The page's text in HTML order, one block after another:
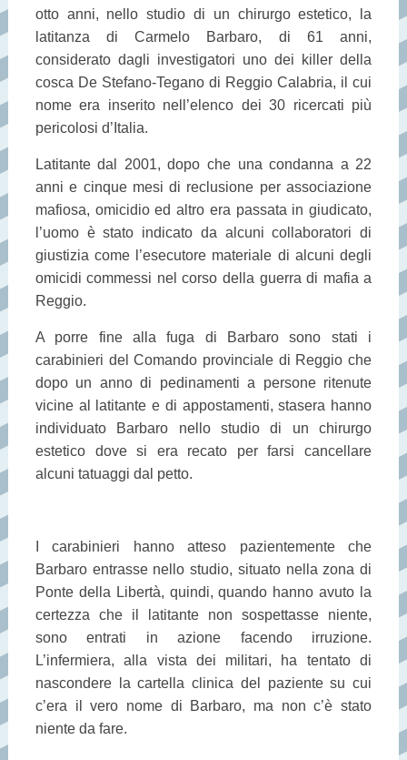
otto anni, nello studio di un chirurgo estetico, la
latitanza di Carmelo Barbaro, di 61 anni,
considerato dagli investigatori uno dei killer della
cosca De Stefano-Tegano di Reggio Calabria, il cui
nome era inserito nell’elenco dei 30 ricercati più
pericolosi d’Italia.
Latitante dal 2001, dopo che una condanna a 22
anni e cinque mesi di reclusione per associazione
mafiosa, omicidio ed altro era passata in giudicato,
l’uomo è stato indicato da alcuni collaboratori di
giustizia come l’esecutore materiale di alcuni degli
omicidi commessi nel corso della guerra di mafia a
Reggio.
A porre fine alla fuga di Barbaro sono stati i
carabinieri del Comando provinciale di Reggio che
dopo un anno di pedinamenti a persone ritenute
vicine al latitante e di appostamenti, stasera hanno
individuato Barbaro nello studio di un chirurgo
estetico dove si era recato per farsi cancellare
alcuni tatuaggi dal petto.
I carabinieri hanno atteso pazientemente che
Barbaro entrasse nello studio, situato nella zona di
Ponte della Libertà, quindi, quando hanno avuto la
certezza che il latitante non sospettasse niente,
sono entrati in azione facendo irruzione.
L’infermiera, alla vista dei militari, ha tentato di
nascondere la cartella clinica del paziente su cui
c’era il vero nome di Barbaro, ma non c’è stato
niente da fare.